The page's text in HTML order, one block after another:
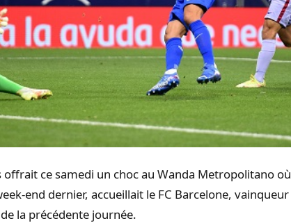
offrait ce samedi un choc au Wanda Metropolitano où
end dernier, accueillait le FC Barcelone, vainqueur
la précédente journée.